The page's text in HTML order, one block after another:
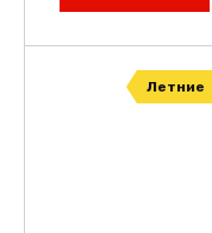
Летние